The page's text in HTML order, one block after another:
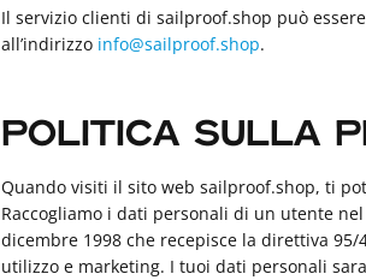
Il servizio clienti di sailproof.shop può
all’indirizzo info@sailproof.shop.
POLITICA SULLA
Quando visiti il sito web sailproof.shop, ti
Raccogliamo i dati personali di un utente
dicembre 1998 che recepisce la direttiva
utilizzo e marketing. I tuoi dati personali